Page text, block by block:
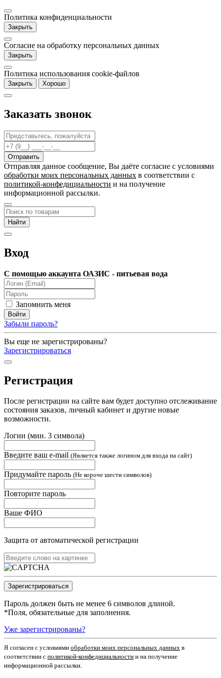
Политика конфиденциальности
Закрыть
Согласие на обработку персональных данных
Закрыть
Политика использования cookie-файлов
Закрыть Хорошо
Заказать звонок
Отправляя данное сообщение, Вы даёте согласие c условиями
обработки моих персональных данных в соответствии с
политикой-конфедициальности и на получение
информационной рассылки.
Вход
С помощью аккаунта ОАЗИС - питьевая вода
Запомнить меня
Забыли пароль?
Вы еще не зарегистрированы?
Зарегистрироваться
Регистрация
После регистрации на сайте вам будет доступно отслеживание
состояния заказов, личный кабинет и другие новые
возможности.
Логин (мин. 3 символа)
Введите ваш e-mail (Является также логином для входа на сайт)
Придумайте пароль (Не короче шести символов)
Повторите пароль
Ваше ФИО
Защита от автоматической регистрации
Пароль должен быть не менее 6 символов длиной.
*Поля, обязательные для заполнения.
Уже зарегистрированы?
Я согласен c условиями обработки моих персональных данных в
соответствии с политикой-конфедициальности и на получение
информационной рассылки.